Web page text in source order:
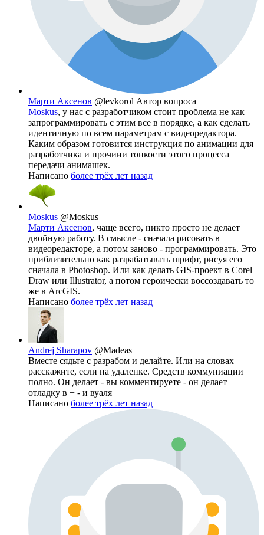
Марти Аксенов @levkorol Автор вопроса
Moskus, у нас с разработчиком стоит проблема не как
запрограммировать с этим все в порядке, а как сделать
идентичную по всем параметрам с видеоредактора.
Каким образом готовится инструкция по анимации для
разработчика и прочиии тонкости этого процесса
передачи анимашек.
Написано более трёх лет назад
Moskus @Moskus
Марти Аксенов, чаще всего, никто просто не делает
двойную работу. В смысле - сначала рисовать в
видеоредакторе, а потом заново - программировать. Это
приблизительно как разрабатывать шрифт, рисуя его
сначала в Photoshop. Или как делать GIS-проект в Corel
Draw или Illustrator, а потом героически воссоздавать то
же в ArcGIS.
Написано более трёх лет назад
Andrej Sharapov @Madeas
Вместе сядьте с разрабом и делайте. Или на словах
расскажите, если на удаленке. Средств коммуниации
полно. Он делает - вы комментируете - он делает
отладку в + - и вуаля
Написано более трёх лет назад